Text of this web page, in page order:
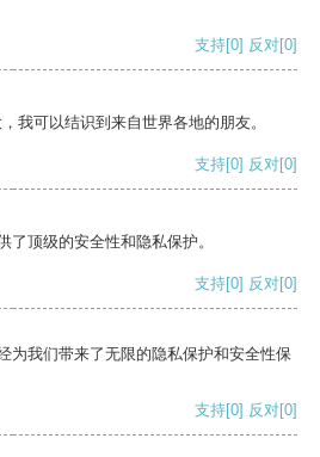
支持[0] 反对[0]
我可以结识到来自世界各地的朋友。
支持[0] 反对[0]
顶级的安全性和隐私保护。
支持[0] 反对[0]
为我们带来了无限的隐私保护和安全性保
支持[0] 反对[0]